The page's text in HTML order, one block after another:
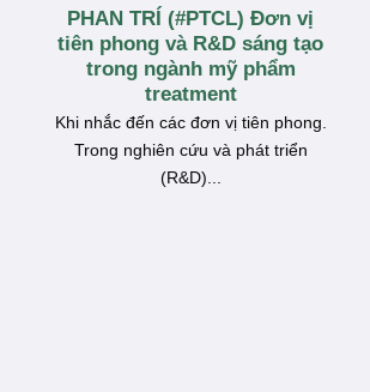
PHAN TRÍ (#PTCL) Đơn vị
tiên phong và R&D sáng tạo
trong ngành mỹ phẩm
treatment
Khi nhắc đến các đơn vị tiên phong.
Trong nghiên cứu và phát triển
(R&D)...